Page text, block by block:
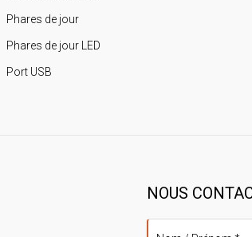
Phares de jour
Phares de jour LED
Port USB
NOUS